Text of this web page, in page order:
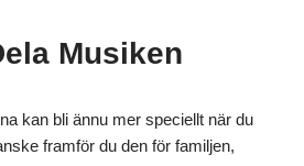
Musiken
kan bli ännu mer speciellt när du
framför du den för familjen,